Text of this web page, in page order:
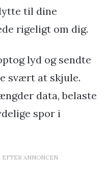
til dine
rigeligt om dig.
lyd og sendte
svært at skjule.
data, belaste
spor i
ANNONCEN